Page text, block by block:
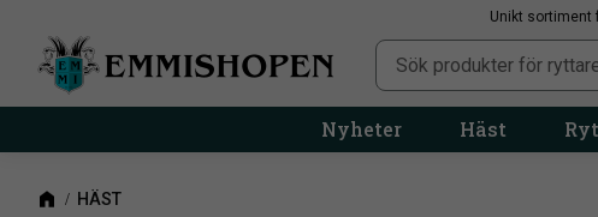
Unikt sortiment
Nyheter Häst
HÄST